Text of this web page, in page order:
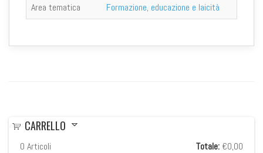
Area tematica
Formazione, educazione e laicità
CARRELLO
0 Articoli Totale: €0,00